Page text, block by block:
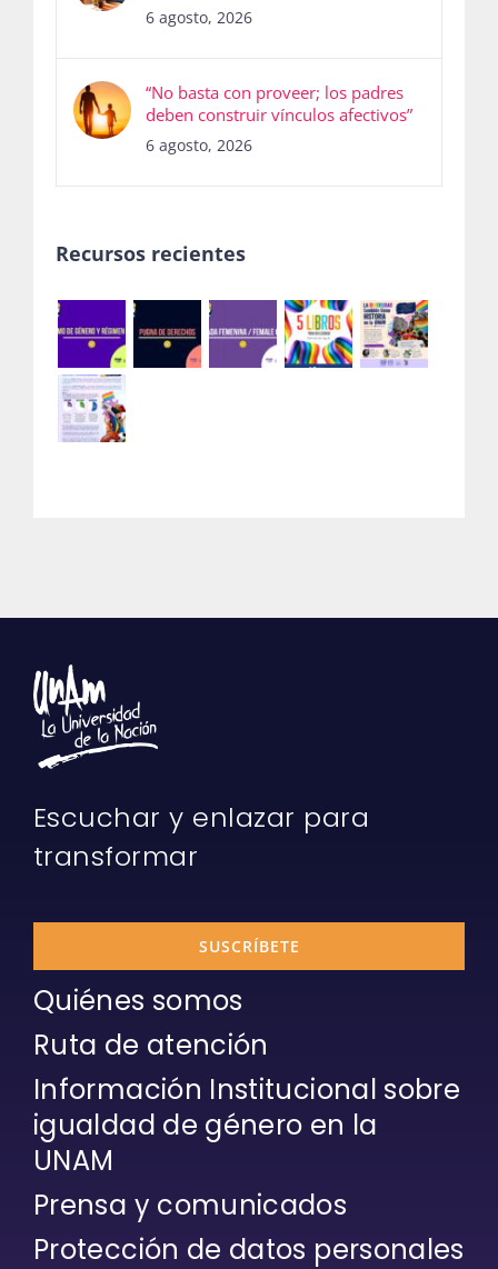
6 agosto, 2026
“No basta con proveer; los padres
deben construir vínculos afectivos”
6 agosto, 2026
Recursos recientes
Escuchar y enlazar para
transformar
SUSCRÍBETE
Quiénes somos
Ruta de atención
Información Institucional sobre
igualdad de género en la
UNAM
Prensa y comunicados
Protección de datos personales